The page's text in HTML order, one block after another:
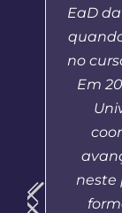
EaD
no
Em
neste